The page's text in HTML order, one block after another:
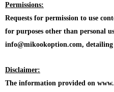
Permissions:
Requests for permission to use
for purposes other than personal
info@mikookoption.com, detailing
Disclaimer:
The information provided on